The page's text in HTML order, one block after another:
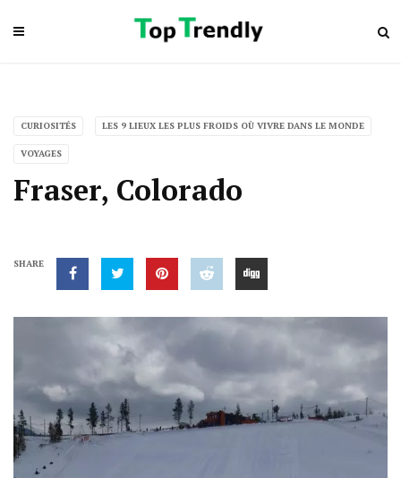
CURIOSITÉS LES 9 LIEUX LES PLUS FROIDS OÙ VIVRE DANS LE MONDE
VOYAGES
Fraser, Colorado
SHARE